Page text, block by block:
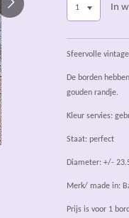
In
Sfeervolle
De borden
gouden randje.
Kleur servies:
Staat: perfect
Diameter: +/-
Merk/ made in:
Prijs is voor 1 bord